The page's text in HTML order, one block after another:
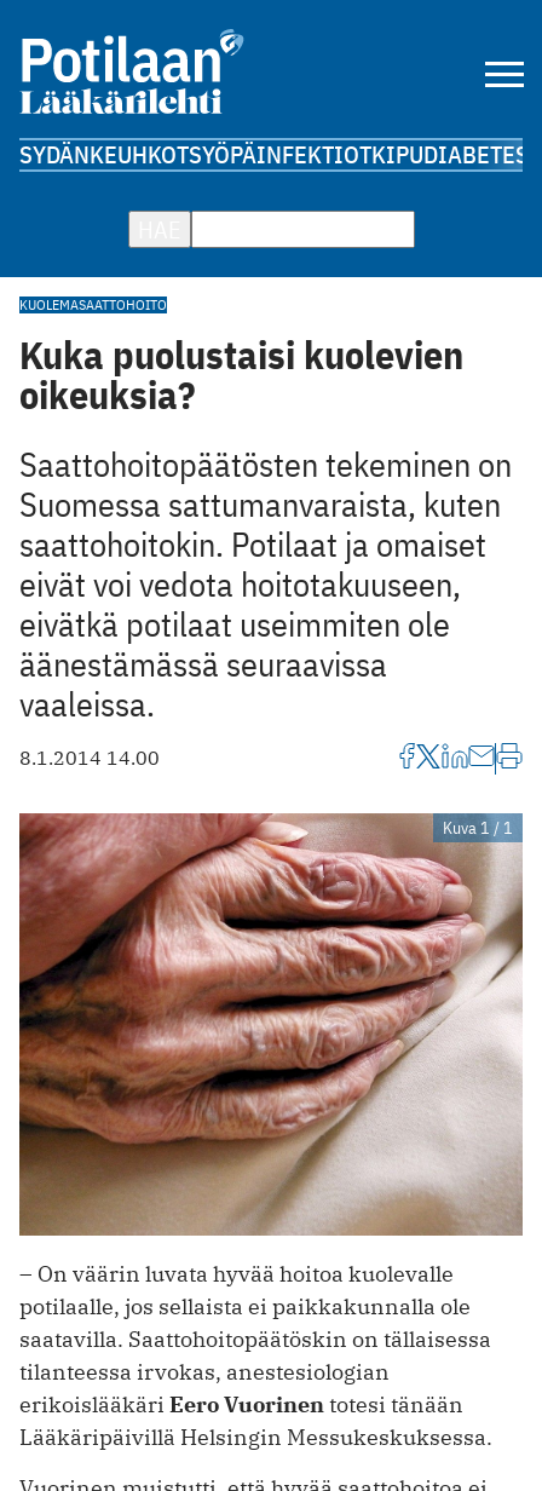
SYDÄNKEUHKOTSYÖPÄINFEKTIOTKIPUDIABETES
KUOLEMASAATTOHOITO
Kuka puolustaisi kuolevien
oikeuksia?
Saattohoitopäätösten tekeminen on
Suomessa sattumanvaraista, kuten
saattohoitokin. Potilaat ja omaiset
eivät voi vedota hoitotakuuseen,
eivätkä potilaat useimmiten ole
äänestämässä seuraavissa
vaaleissa.
8.1.2014 14.00
Kuva 1 / 1
– On väärin luvata hyvää hoitoa kuolevalle
potilaalle, jos sellaista ei paikkakunnalla ole
saatavilla. Saattohoitopäätöskin on tällaisessa
tilanteessa irvokas, anestesiologian
erikoislääkäri Eero Vuorinen totesi tänään
Lääkäripäivillä Helsingin Messukeskuksessa.